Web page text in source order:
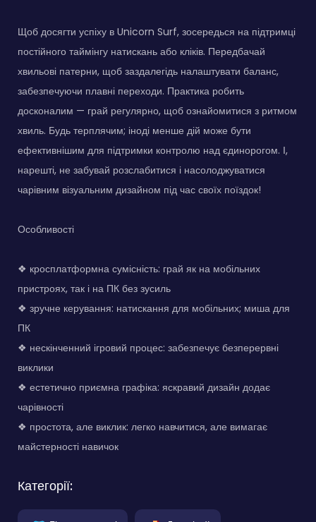
Щоб досягти успіху в Unicorn Surf, зосередься на підтримці
постійного таймінгу натискань або кліків. Передбачай
хвильові патерни, щоб заздалегідь налаштувати баланс,
забезпечуючи плавні переходи. Практика робить
досконалим — грай регулярно, щоб ознайомитися з ритмом
хвиль. Будь терплячим; іноді менше дій може бути
ефективнішим для підтримки контролю над єдинорогом. І,
нарешті, не забувай розслабитися і насолоджуватися
чарівним візуальним дизайном під час своїх поїздок!
Особливості
❖ кросплатформна сумісність: грай як на мобільних
пристроях, так і на ПК без зусиль
❖ зручне керування: натискання для мобільних; миша для
ПК
❖ нескінченний ігровий процес: забезпечує безперервні
виклики
❖ естетично приємна графіка: яскравий дизайн додає
чарівності
❖ простота, але виклик: легко навчитися, але вимагає
майстерності навичок
Категорії: